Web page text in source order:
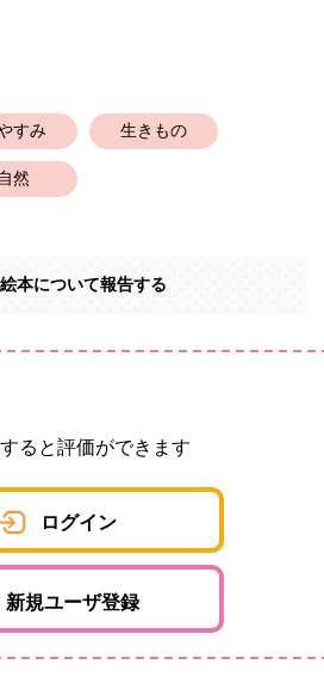
すみ 生きもの
自然
本について報告する
ると評価ができます
ログイン
新規ユーザ登録